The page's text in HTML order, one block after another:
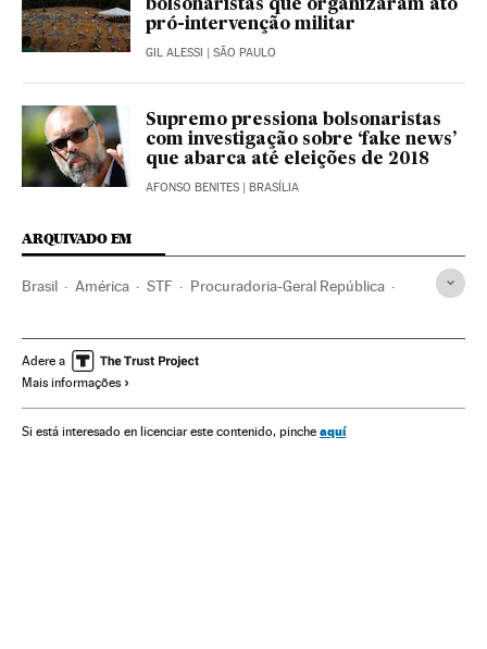
bolsonaristas que organizaram ato
pró-intervenção militar
GIL ALESSI | SÃO PAULO
Supremo pressiona bolsonaristas
com investigação sobre ‘fake news’
que abarca até eleições de 2018
AFONSO BENITES | BRASÍLIA
ARQUIVADO EM
Brasil América STF Procuradoria-Geral República
Jair Bolsonaro Protestos sociais
Extrema direita
Adere a
Mais informações
Si está interesado en licenciar este contenido, pinche aquí